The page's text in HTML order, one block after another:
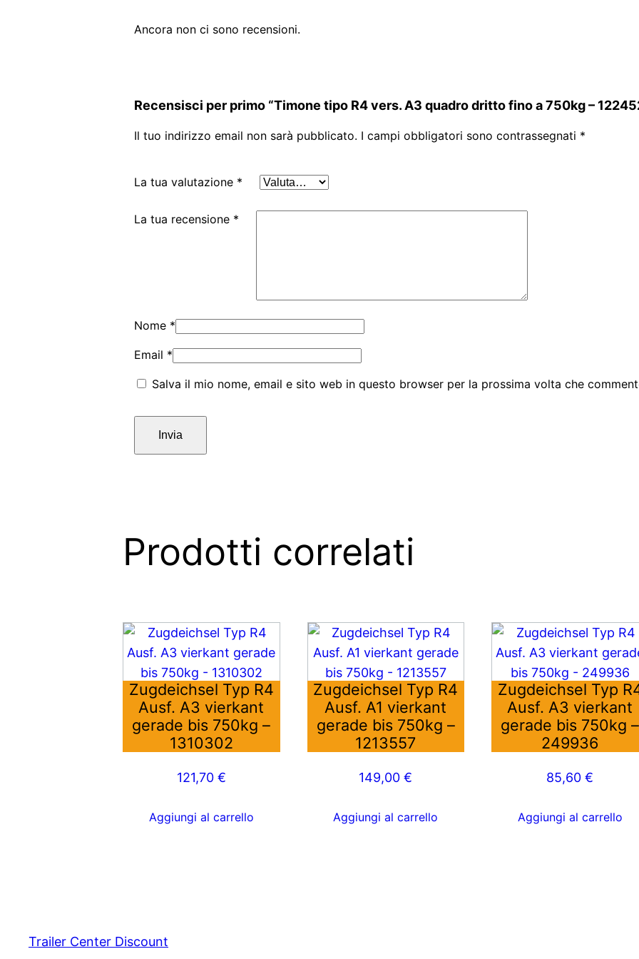
Ancora non ci sono recensioni.
Recensisci per primo “Timone tipo R4 vers. A3 quadro dritto fino a 750kg –
Il tuo indirizzo email non sarà pubblicato. I campi obbligatori sono contrassegnati *
La tua valutazione *
La tua recensione *
Nome *
Email *
Salva il mio nome, email e sito web in questo browser per la prossima volta che
Prodotti correlati
Zugdeichsel Typ R4
Ausf. A3 vierkant
gerade bis 750kg –
1310302
121,70 €
Aggiungi al carrello
Zugdeichsel Typ R4
Ausf. A1 vierkant
gerade bis 750kg –
1213557
149,00€
Aggiungi al carrello
Zugdeichsel Typ
Ausf. A3 vierkant
gerade bis 750kg –
249936
85,60€
Aggiungi al carrello
Trailer Center Discount